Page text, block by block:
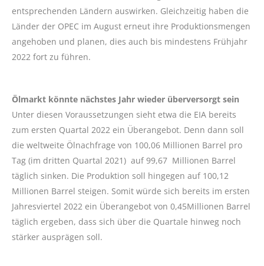
entsprechenden Ländern auswirken. Gleichzeitig haben die
Länder der OPEC im August erneut ihre Produktionsmengen
angehoben und planen, dies auch bis mindestens Frühjahr
2022 fort zu führen.
Ölmarkt könnte nächstes Jahr wieder überversorgt sein
Unter diesen Voraussetzungen sieht etwa die EIA bereits
zum ersten Quartal 2022 ein Überangebot. Denn dann soll
die weltweite Ölnachfrage von 100,06 Millionen Barrel pro
Tag (im dritten Quartal 2021) auf 99,67 Millionen Barrel
täglich sinken. Die Produktion soll hingegen auf 100,12
Millionen Barrel steigen. Somit würde sich bereits im ersten
Jahresviertel 2022 ein Überangebot von 0,45Millionen Barrel
täglich ergeben, dass sich über die Quartale hinweg noch
stärker ausprägen soll.